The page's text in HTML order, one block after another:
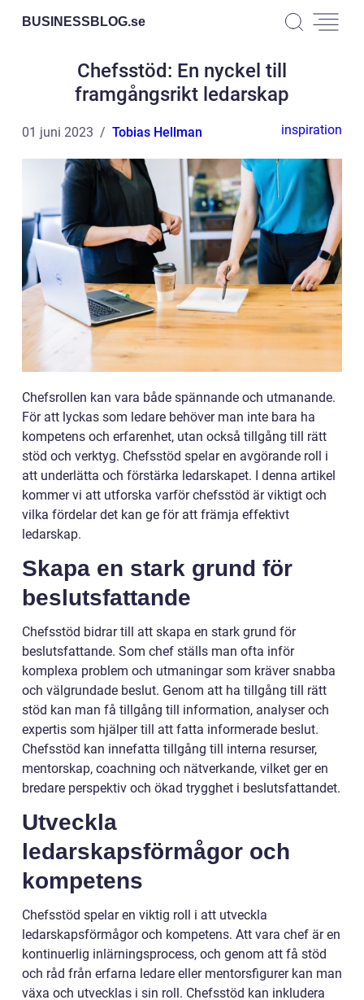
BUSINESSBLOG.se
Chefsstöd: En nyckel till
framgångsrikt ledarskap
01 juni 2023 Tobias Hellman inspiration
Chefsrollen kan vara både spännande och utmanande.
För att lyckas som ledare behöver man inte bara ha
kompetens och erfarenhet, utan också tillgång till rätt
stöd och verktyg. Chefsstöd spelar en avgörande roll i
att underlätta och förstärka ledarskapet. I denna artikel
kommer vi att utforska varför chefsstöd är viktigt och
vilka fördelar det kan ge för att främja effektivt
ledarskap.
Skapa en stark grund för
beslutsfattande
Chefsstöd bidrar till att skapa en stark grund för
beslutsfattande. Som chef ställs man ofta inför
komplexa problem och utmaningar som kräver snabba
och välgrundade beslut. Genom att ha tillgång till rätt
stöd kan man få tillgång till information, analyser och
expertis som hjälper till att fatta informerade beslut.
Chefsstöd kan innefatta tillgång till interna resurser,
mentorskap, coachning och nätverkande, vilket ger en
bredare perspektiv och ökad trygghet i beslutsfattandet.
Utveckla
ledarskapsförmågor och
kompetens
Chefsstöd spelar en viktig roll i att utveckla
ledarskapsförmågor och kompetens. Att vara chef är en
kontinuerlig inlärningsprocess, och genom att få stöd
och råd från erfarna ledare eller mentorsfigurer kan man
växa och utvecklas i sin roll. Chefsstöd kan inkludera